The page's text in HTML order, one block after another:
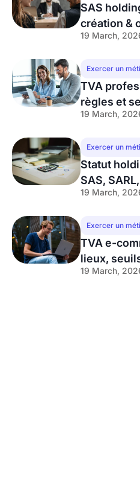
SAS
création &
19 March,
Exercer un
TVA
règles et
19 March,
Exercer un
Statut
SAS,
19 March,
Exercer un
TVA e-
lieux,
19 March,